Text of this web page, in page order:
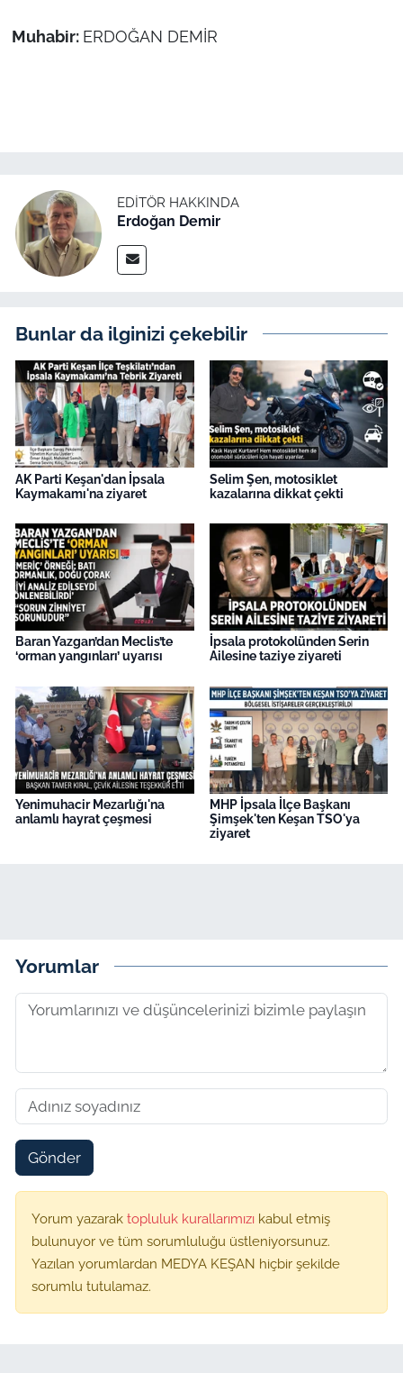
Muhabir: ERDOĞAN DEMİR
EDITÖR HAKKINDA
Erdoğan Demir
Bunlar da ilginizi çekebilir
AK Parti Keşan'dan İpsala
Kaymakamı'na ziyaret
Selim Şen, motosiklet
kazalarına dikkat çekti
Baran Yazgan’dan Meclis’te
‘orman yangınları’ uyarısı
İpsala protokolünden Serin
Ailesine taziye ziyareti
Yenimuhacir Mezarlığı'na
anlamlı hayrat çeşmesi
MHP İpsala İlçe Başkanı
Şimşek'ten Keşan TSO'ya
ziyaret
Yorumlar
Gönder
Yorum yazarak topluluk kurallarımızı kabul etmiş
bulunuyor ve tüm sorumluluğu üstleniyorsunuz.
Yazılan yorumlardan MEDYA KEŞAN hiçbir şekilde
sorumlu tutulamaz.